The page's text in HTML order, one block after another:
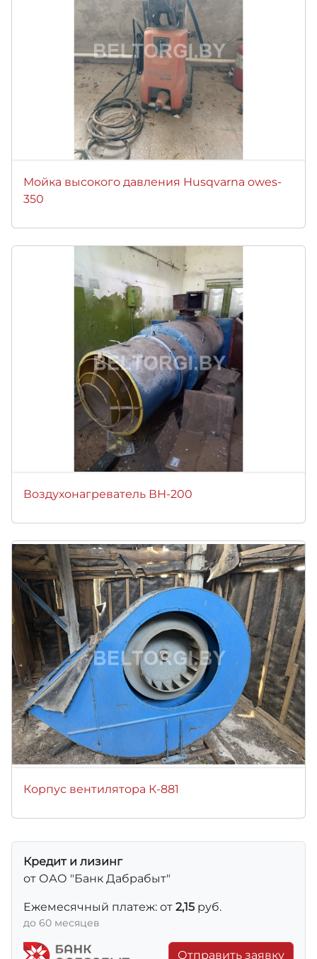
Мойка высокого давления Husqvarna owes-
350
Воздухонагреватель ВН-200
Корпус вентилятора К-881
Кредит и лизинг
от ОАО "Банк Дабрабыт"
Ежемесячный платеж: от 2,15 руб.
до 60 месяцев
Отправить заявку